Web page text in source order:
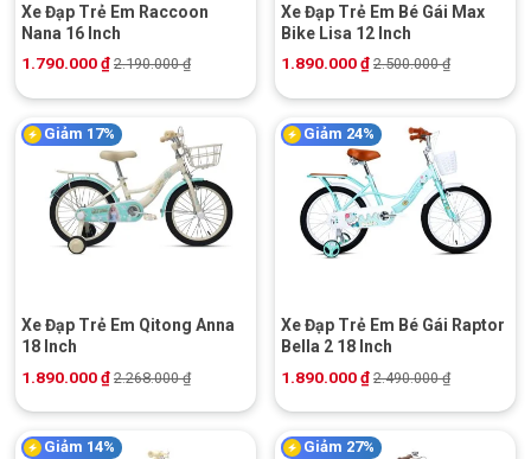
Xe Đạp Trẻ Em Raccoon
Nana 16 Inch
1.790.000₫ 2.190.000₫
Xe Đạp Trẻ Em Bé Gái Max
Bike Lisa 12 Inch
1.890.000₫ 2.500.000₫
Giảm 17%
Xe Đạp Trẻ Em Qitong Anna
18 Inch
1.890.000₫ 2.268.000₫
Giảm 24%
Xe Đạp Trẻ Em Bé Gái Raptor
Bella 2 18 Inch
1.890.000₫ 2.490.000₫
Giảm 14% Giảm 27%